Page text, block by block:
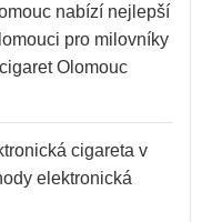
nabízí nejlepší
pro milovníky
Olomouc
cigareta v
elektronická